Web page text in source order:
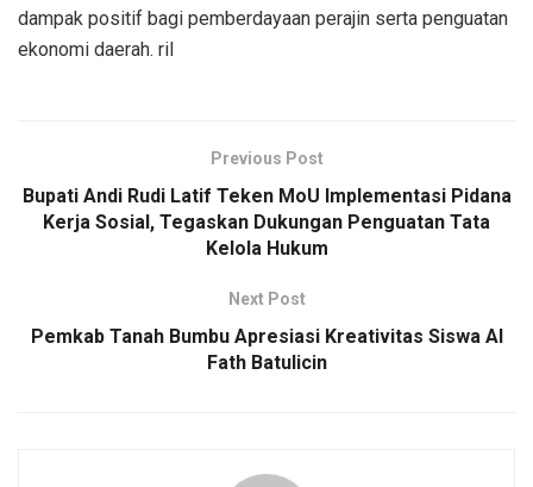
dampak positif bagi pemberdayaan perajin serta penguatan
ekonomi daerah. ril
Previous Post
Bupati Andi Rudi Latif Teken MoU Implementasi Pidana
Kerja Sosial, Tegaskan Dukungan Penguatan Tata
Kelola Hukum
Next Post
Pemkab Tanah Bumbu Apresiasi Kreativitas Siswa Al
Fath Batulicin